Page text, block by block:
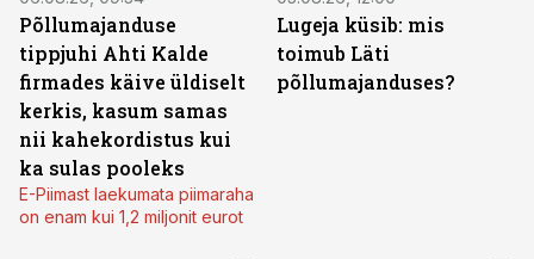
Põllumajanduse
tippjuhi Ahti Kalde
firmades käive üldiselt
kerkis, kasum samas
nii kahekordistus kui
ka sulas pooleks
E-Piimast laekumata piimaraha
on enam kui 1,2 miljonit eurot
Lugeja küsib: mis
toimub Läti
põllumajanduses?